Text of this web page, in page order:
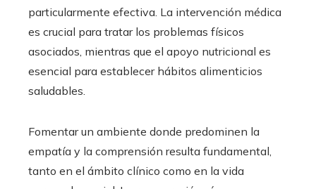
particularmente efectiva. La intervención médica
es crucial para tratar los problemas físicos
asociados, mientras que el apoyo nutricional es
esencial para establecer hábitos alimenticios
saludables.
Fomentar un ambiente donde predominen la
empatía y la comprensión resulta fundamental,
tanto en el ámbito clínico como en la vida